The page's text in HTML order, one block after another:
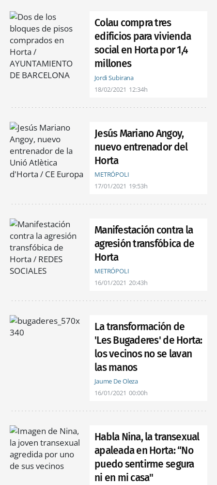
Colau compra tres
edificios para vivienda
social en Horta por 1,4
millones
Jordi Subirana
18/02/2021 12:34h
Jesús Mariano Angoy,
nuevo entrenador del
Horta
METRÓPOLI
17/01/2021 19:53h
Manifestación contra la
agresión transfóbica de
Horta
METRÓPOLI
16/01/2021 20:43h
La transformación de
'Les Bugaderes' de Horta:
los vecinos no se lavan
las manos
Jaume De Oleza
16/01/2021 00:00h
Habla Nina, la transexual
apaleada en Horta: “No
puedo sentirme segura
ni en mi casa"